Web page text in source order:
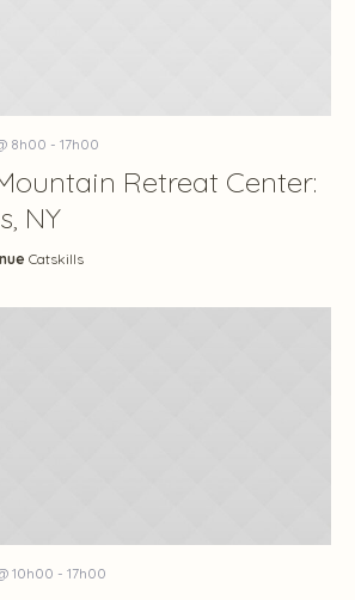
8h00 - 17h00
Retreat Center:
NY
Catskills
10h00 - 17h00